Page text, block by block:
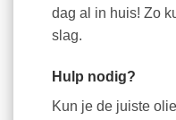
dag al in huis! Zo
slag.
Hulp nodig?
Kun je de juiste